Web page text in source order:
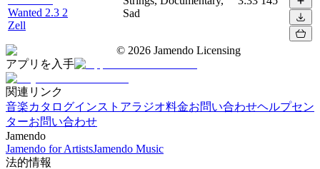
Wanted 2.3 2
Zell
Sad
© 2026 Jamendo Licensing
アプリを入手
関連リンク
音楽カタログインストアラジオ料金お問い合わせヘルプセン
ターお問い合わせ
Jamendo
Jamendo for ArtistsJamendo Music
法的情報